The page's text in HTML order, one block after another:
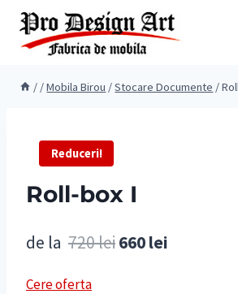
Skip
content
/ /Mobila Birou /Stocare Documente /
Reduceri!
Roll-box I
de la 720leiPrețul
660lei
Cere oferta